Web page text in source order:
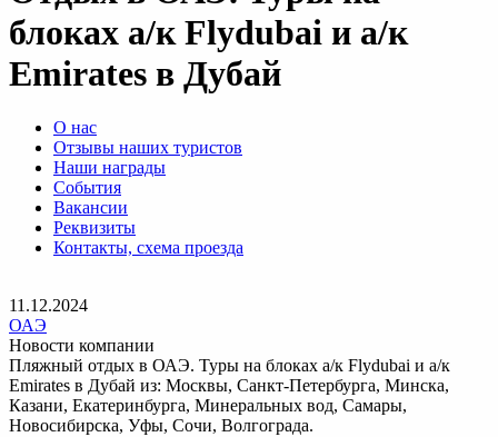
блоках а/к Flydubai и а/к
Emirates в Дубай
О нас
Отзывы наших туристов
Наши награды
События
Вакансии
Реквизиты
Контакты, схема проезда
11.12.2024
ОАЭ
Новости компании
Пляжный отдых в ОАЭ. Туры на блоках а/к Flydubai и а/к
Emirates в Дубай из: Москвы, Санкт-Петербурга, Минска,
Казани, Екатеринбурга, Минеральных вод, Самары,
Новосибирска, Уфы, Сочи, Волгограда.